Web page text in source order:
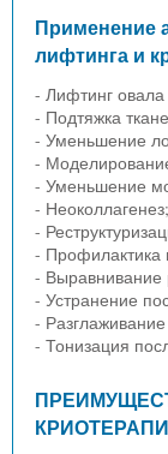
Применение
лифтинга и
- Лифтинг
- Подтяжка
- Уменьшение
-
- Уменьшение
- Неоколлагенез;
-
- Профилактика
-
- Устранение
-
- Тонизация